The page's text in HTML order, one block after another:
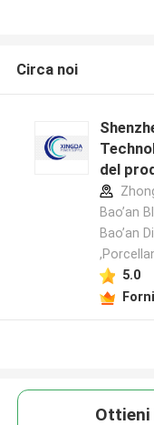
Circa noi
del
Bao’an
Bao’an
5.0
Ottieni